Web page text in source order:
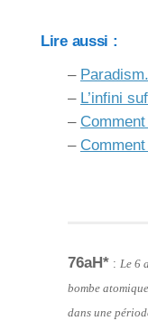
Lire aussi :
–
– L’infini
–
–
76aH* : Le 6
bombe
dans une